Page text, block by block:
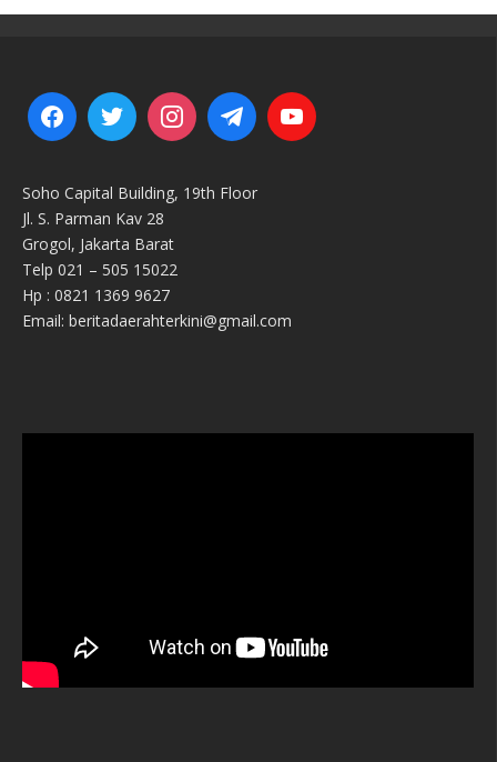
Soho Capital Building, 19th Floor
Jl. S. Parman Kav 28
Grogol, Jakarta Barat
Telp 021 – 505 15022
Hp : 0821 1369 9627
Email: beritadaerahterkini@gmail.com